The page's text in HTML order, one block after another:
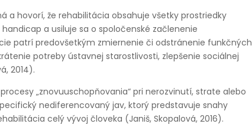
a hovorí, že rehabilitácia obsahuje všetky prostriedky
a usiluje sa o spoločenské začlenenie
patrí predovšetkým zmiernenie či odstránenie funkčných
potreby ústavnej starostlivosti, zlepšenie sociálnej
2014).
„znovuuschopňovania“ pri nerozvinutí, strate alebo
nediferencovaný jav, ktorý predstavuje snahy
celý vývoj človeka (Janiš, Skopalová, 2016).